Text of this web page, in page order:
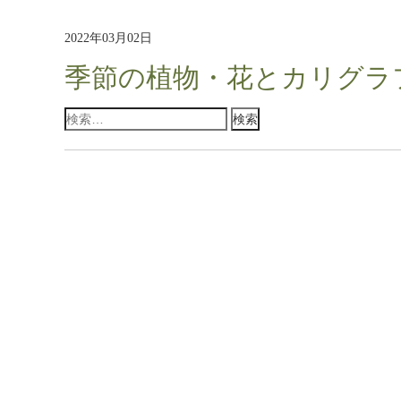
2022年03月02日
季節の植物・花とカリグラ
検